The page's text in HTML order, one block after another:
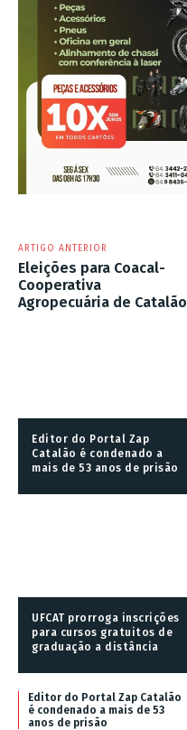
ARTIGO ANTERIOR
Eleições para Coacal-
Cooperativa
Agropecuária de Catalão
Editor do Portal Zap
Catalão é condenado a
mais de 53 anos de prisão
UFCAT prorroga inscrições
para cursos gratuitos de
graduação a distância
Editor do Portal Zap Catalão
é condenado a mais de 53
anos de prisão